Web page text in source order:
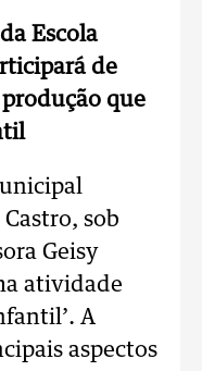
Escola
de
que
sob
Geisy
atividade
A
aspectos